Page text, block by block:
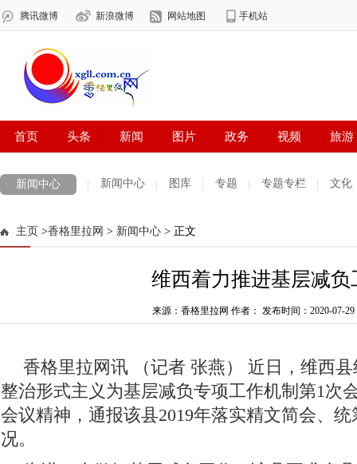
新闻中心 新闻中心 图库 专题 专题专栏 文化
法治迪庆
主页 >香格里拉网 > 新闻中心 > 正文
维西着力推进基层减负
来源：香格里拉网 作者： 发布时间：2020-07-29
香格里拉网讯 （记者 张燕）
近日，维西
整治形式主义为基层减负专项工作机制第1次
会议精神，通报该县2019年落实精文简会、统
况。